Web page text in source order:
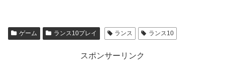
ゲーム ランス10プレイ ランス ランス10
スポンサーリンク